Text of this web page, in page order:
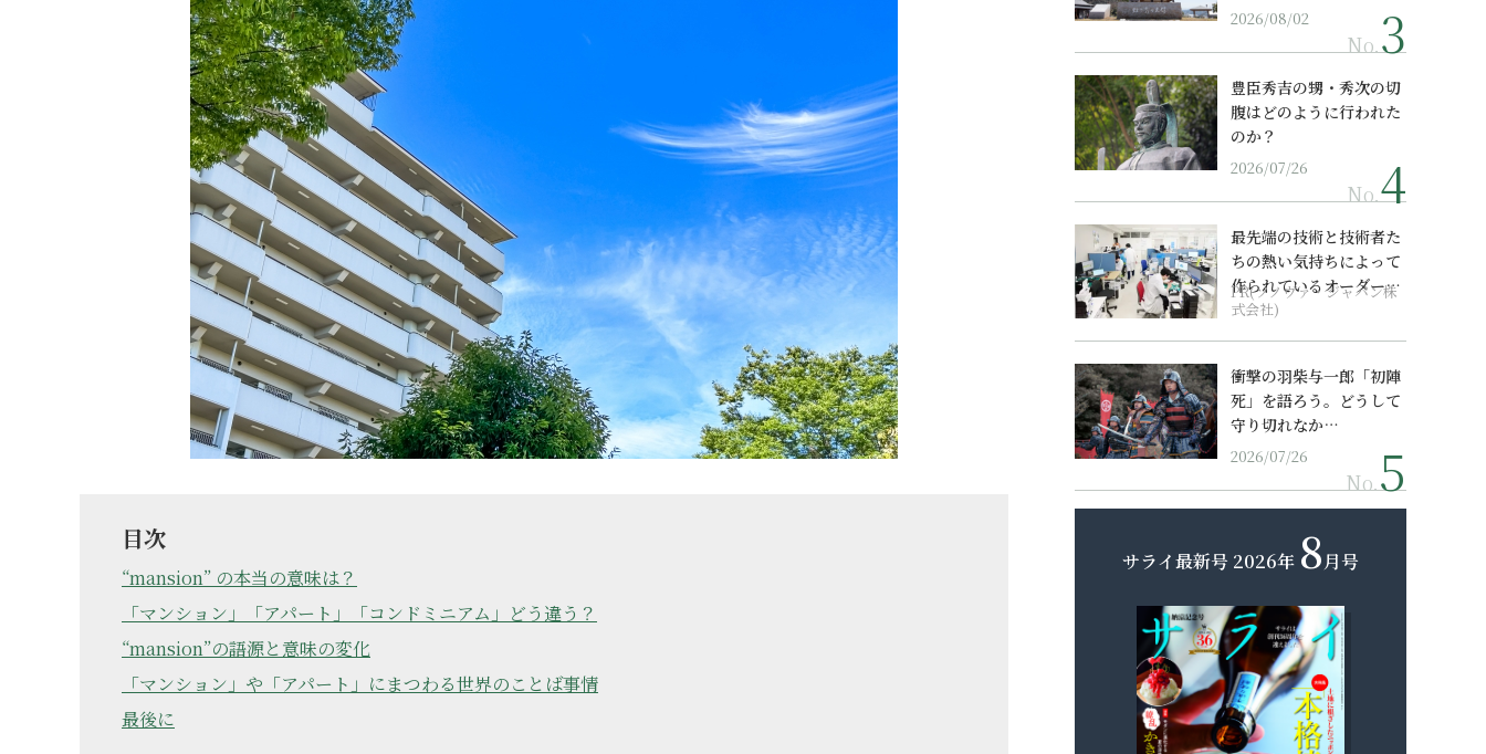
目次
“mansion” の本当の意味は？
「マンション」「アパート」「コンドミニアム」どう違う？
“mansion”の語源と意味の変化
「マンション」や「アパート」にまつわる世界のことば事情
最後に
2026/08/02
No.
豊臣秀吉の甥・秀次の切
腹はどのように行われた
のか？
2026/07/26
No.
最先端の技術と技術者た
ちの熱い気持ちによって
作られているオーダーメ
イド補聴器
PR(ソノヴァ・ジャパン株
式会社)
衝撃の羽柴与一郎「初陣
死」を語ろう。どうして
守り切れなか…
2026/07/26
No.
サライ最新号 2026年 8月号